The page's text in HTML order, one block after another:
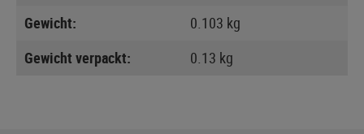
Gewicht:
0.103 kg
Gewicht verpackt:
0.13 kg